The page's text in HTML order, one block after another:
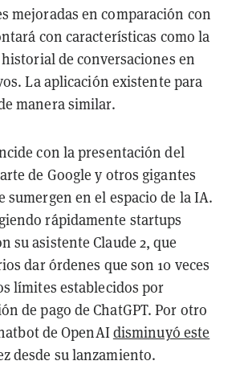
mejoradas en comparación con
con características como la
de conversaciones en
La aplicación existente para
manera similar.
con la presentación del
de Google y otros gigantes
sumergen en el espacio de la IA.
rápidamente startups
su asistente Claude 2, que
dar órdenes que son 10 veces
límites establecidos por
de pago de ChatGPT. Por otro
de OpenAIdisminuyó este
desde su lanzamiento.